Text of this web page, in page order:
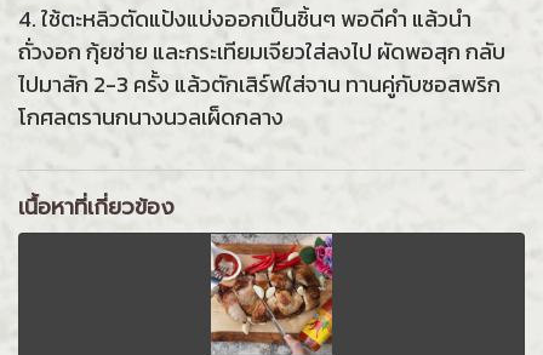
4. ใช้ตะหลิวตัดแป้งแบ่งออกเป็นชิ้นๆ พอดีคำ แล้วนำ
ถั่วงอก กุ้ยช่าย และกระเทียมเจียวใส่ลงไป ผัดพอสุก กลับ
ไปมาสัก 2-3 ครั้ง แล้วตักเสิร์ฟใส่จาน ทานคู่กับซอสพริก
โกศลตรานกนางนวลเผ็ดกลาง
เนื้อหาที่เกี่ยวข้อง